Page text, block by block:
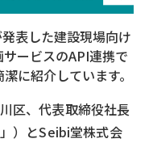
表した建設現場向け
ービスのAPI連携で
に紹介しています。
区、代表取締役社長
）とSeibi堂株式会